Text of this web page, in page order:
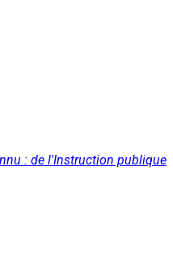
: de l'Instruction publique